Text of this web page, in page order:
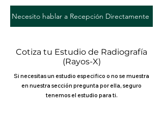
Necesito hablar a Recepción Directamente
Cotiza tu Estudio de Radiografía
(Rayos-X)
Si necesitas un estudio especifico o no se muestra
en nuestra sección pregunta por ella, seguro
tenemos el estudio para ti.